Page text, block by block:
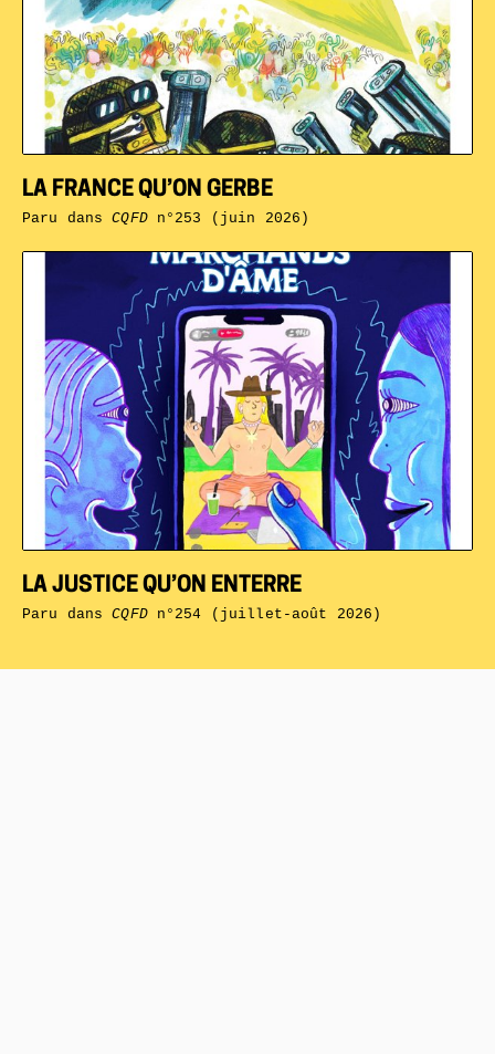
LA JUSTICE QU’ON ENTERRE
Paru dansCQFDn°254 (juillet-août 2026)
LA FRANCE QU’ON GERBE
Paru dansCQFDn°253 (juin 2026)